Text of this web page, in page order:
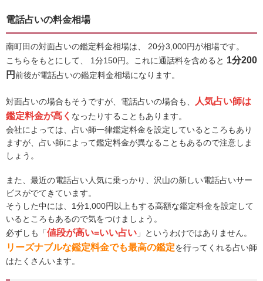
電話占いの料金相場
南町田の対面占いの鑑定料金相場は、 20分3,000円が相場です。
こちらをもとにして、 1分150円。これに通話料を含めると 1分200
円前後が電話占いの鑑定料金相場になります。
対面占いの場合もそうですが、電話占いの場合も、
人気占い師は
鑑定料金が高く なったりすることもあります。
会社によっては、占い師一律鑑定料金を設定しているところもあり
ますが、占い師によって鑑定料金が異なることもあるので注意しま
しょう。
また、最近の電話占い人気に乗っかり、沢山の新しい電話占いサー
ビスがでてきています。
そうした中には、1分1,000円以上もする高額な鑑定料金を設定して
いるところもあるので気をつけましょう。
必ずしも「値段が高い=いい占い 」というわけではありません。
リーズナブルな鑑定料金でも最高の鑑定を行ってくれる占い師
はたくさんいます。